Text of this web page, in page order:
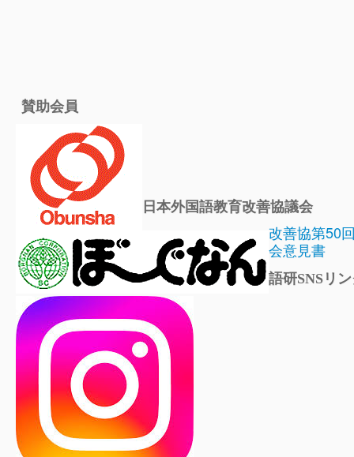
賛助会員
日本外国語教育改善協議会
改善協第50
会意見書
語研SNSリ